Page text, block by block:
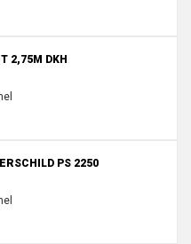
2,75M DKH
PS 2250